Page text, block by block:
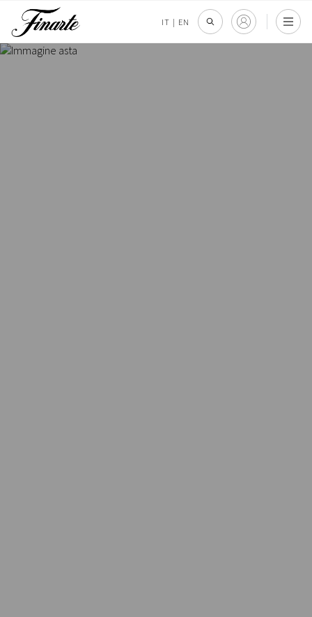
IT | EN